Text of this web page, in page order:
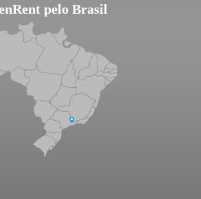
pelo Brasil